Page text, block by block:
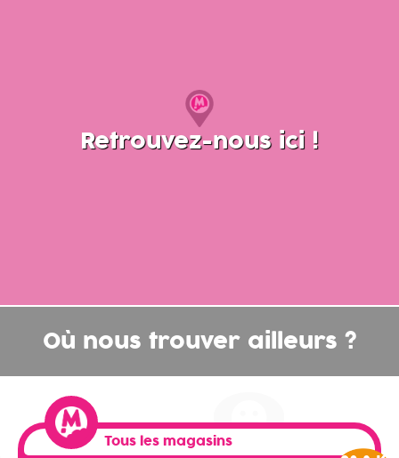
Retrouvez-nous ici !
Où nous trouver ailleurs ?
Tous les magasins